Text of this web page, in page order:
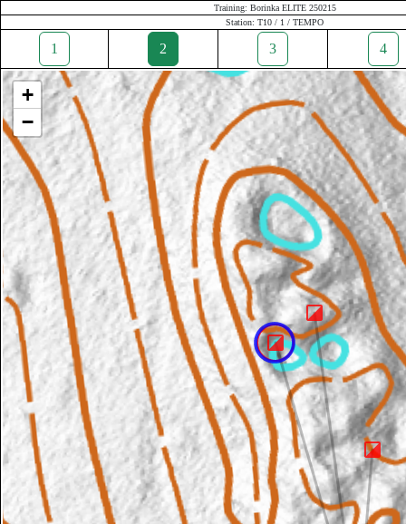
Training: Borinka ELITE 250215
Station: T10 / 1 / TEMPO
1 2 3 4
+
−